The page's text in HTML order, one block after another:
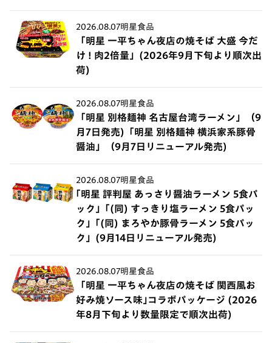
2026.08.07明星食品
「明星 一平ちゃん夜店の焼そば 大盛 今だ
け ! 肉2倍量」(2026年9月下旬より順次出
荷)
2026.08.07明星食品
「明星 別格麺神 名古屋台湾ラーメン」（9
月7日発売)「明星 別格麺神 横浜家系豚骨
醤油」（9月7日リニューアル発売)
2026.08.07明星食品
｢明星 評判屋 あっさり醤油ラーメン 5食パ
ック」｢(同) すっきり塩ラーメン 5食パッ
ク」｢(同) まろやか豚骨ラーメン 5食パッ
ク」(9月14日リニューアル発売)
2026.08.07明星食品
「明星 一平ちゃん夜店の焼そば 関西風お
好み焼ソース味｣コラボパッケージ (2026
年8月下旬より数量限定で順次出荷)